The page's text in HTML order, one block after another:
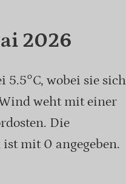
2026
5.5°C, wobei sie sich
weht mit einer
Die
mit 0 angegeben.